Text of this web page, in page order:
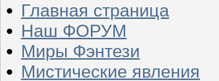
Главная страница
Наш ФОРУМ
Миры Фэнтези
Мистические явления